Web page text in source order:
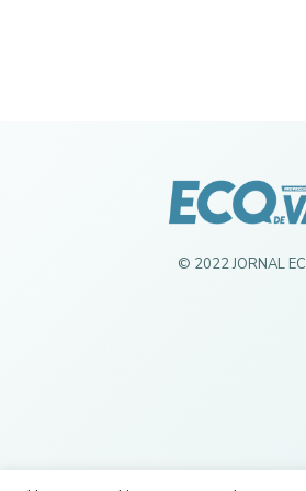
© 2022 JORNAL